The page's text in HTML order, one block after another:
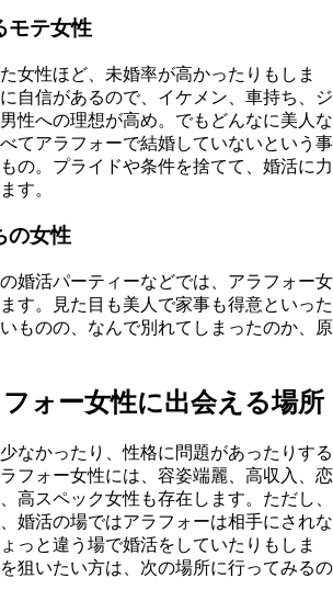
モテ女性
女性ほど、未婚率が高かったりもしま
自信があるので、イケメン、車持ち、ジ
性への理想が高め。でもどんなに美人な
てアラフォーで結婚していないという事
の。プライドや条件を捨てて、婚活に力
す。
の女性
婚活パーティーなどでは、アラフォー女
す。見た目も美人で家事も得意といった
ものの、なんで別れてしまったのか、原
ォー女性に出会える場所
なかったり、性格に問題があったりする
フォー女性には、容姿端麗、高収入、恋
高スペック女性も存在します。ただし、
婚活の場ではアラフォーは相手にされな
っと違う場で婚活をしていたりもしま
狙いたい方は、次の場所に行ってみるの